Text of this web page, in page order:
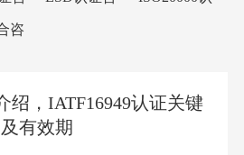
咨
绍，IATF16949认证关键
有效期